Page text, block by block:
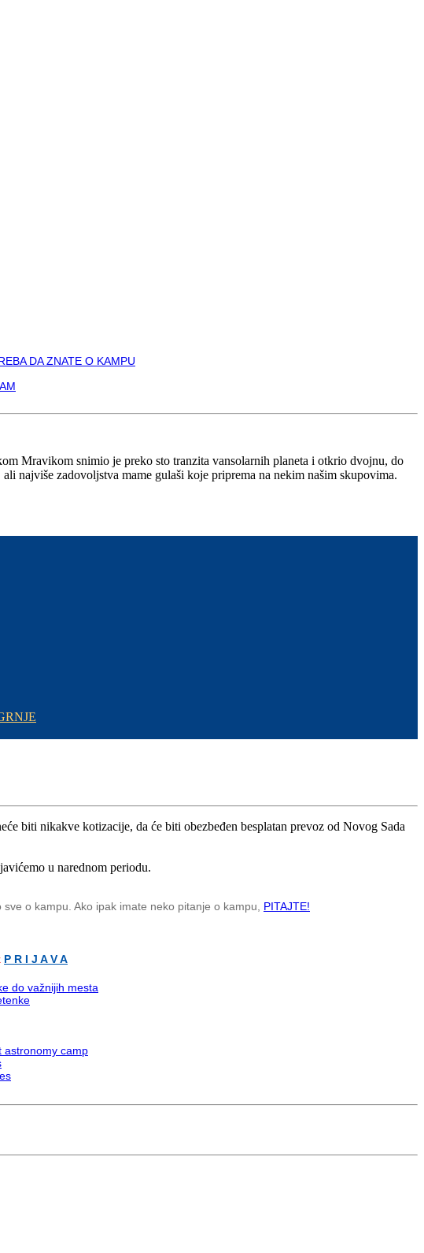
DA ZNATE O KAMPU
Mravikom snimio je preko sto tranzita vansolarnih planeta i otkrio dvojnu, do
najviše zadovoljstva mame gulaši koje priprema na nekim našim skupovima.
biti nikakve kotizacije, da će biti obezbeđen besplatan prevoz od Novog Sada
u narednom periodu.
o kampu. Ako ipak imate neko pitanje o kampu, PITAJTE!
P R I J A V A
do važnijih mesta
astronomy camp